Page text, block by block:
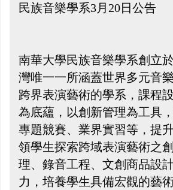
民族音樂學系3月20日公告
南華大學民族音樂學系創立
灣唯一一所涵蓋世界多元音
跨界表演藝術的學系，課程
為底蘊，以創新管理為工具
專題競賽、業界實習等，提
領學生探索跨域表演藝術之
理、錄音工程、文創商品設
力，培養學生具備宏觀的藝